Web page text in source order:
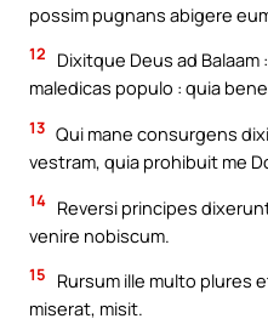
possim pugnans abigere
12
Dixitque Deus ad Balaam
maledicas populo : quia
13 Qui mane consurgens
vestram, quia prohibuit me
14 Reversi principes
venire nobiscum.
15
Rursum ille multo plures
miserat, misit.